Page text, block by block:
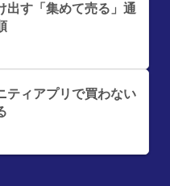
出す「集めて売る」通
ティアプリで買わない